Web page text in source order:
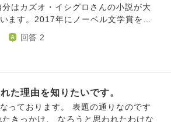
リ
しています。
ます。2017年にノーベル文学賞を受
に住んでいたのですが父親の仕事の関
された方で、20代のときにイギリス国
すじ】 ①『遠
Pale View of Hills, 1982） 戦後長崎
ス在住の日本人主人公 ②『浮世の画
回答 2
た理由を知りたいです。
す。 表題の通りなのです
きっかけ、 なろうと思われたわけな